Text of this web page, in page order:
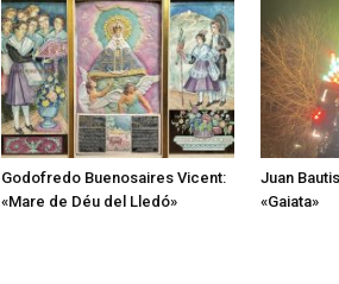
Godofredo Buenosaires Vicent:
«Mare de Déu del Lledó»
Juan
«Gaiata»